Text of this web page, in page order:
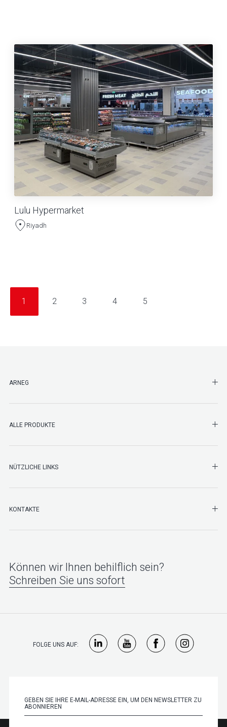
Lulu Hypermarket
Riyadh
1 2 3 4 5
ARNEG
ALLE PRODUKTE
NÜTZLICHE LINKS
KONTAKTE
Können wir Ihnen behilflich sein?
Schreiben Sie uns sofort
FOLGE UNS AUF: